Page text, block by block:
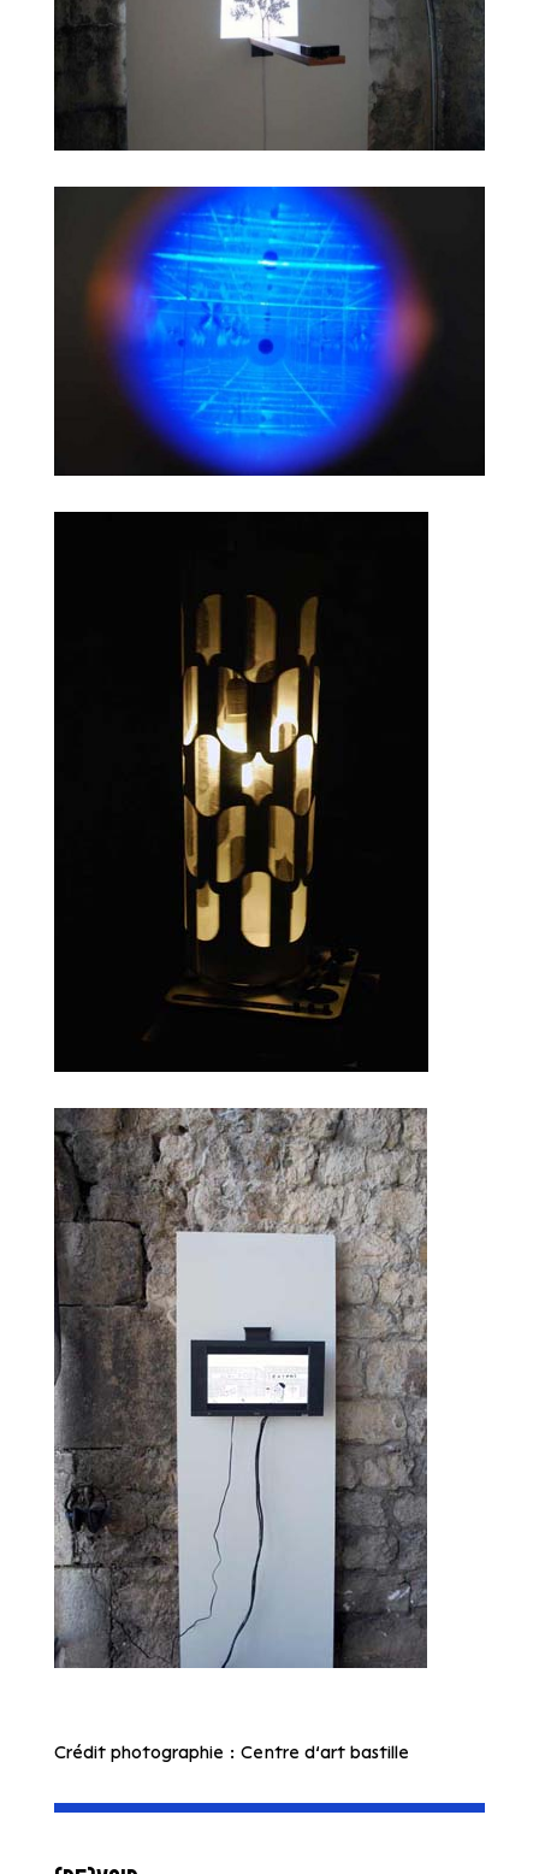
Crédit photographie : Centre d’art bastille